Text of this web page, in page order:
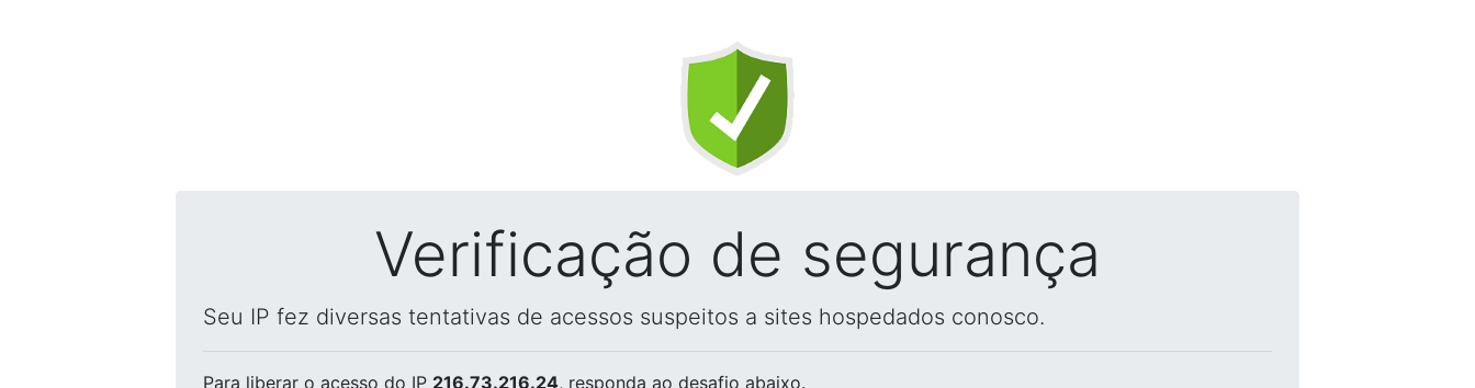
Verificação de segurança
Seu IP fez diversas tentativas de acessos suspeitos a sites hospedados conosco.
Para liberar o acesso do IP 216.73.216.24, responda ao desafio abaixo.